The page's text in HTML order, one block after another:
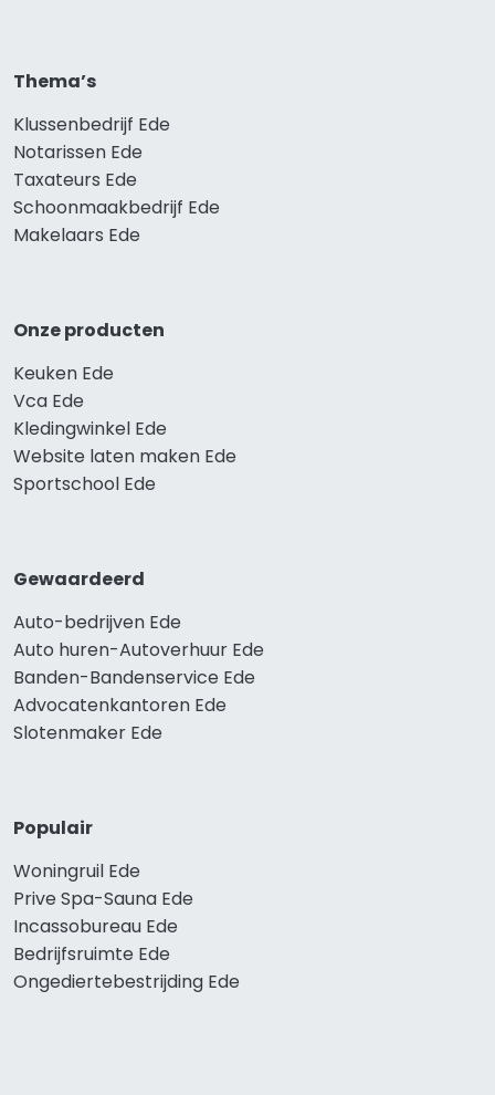
Thema’s
Klussenbedrijf Ede
Notarissen Ede
Taxateurs Ede
Schoonmaakbedrijf Ede
Makelaars Ede
Onze producten
Keuken Ede
Vca Ede
Kledingwinkel Ede
Website laten maken Ede
Sportschool Ede
Gewaardeerd
Auto-bedrijven Ede
Auto huren-Autoverhuur Ede
Banden-Bandenservice Ede
Advocatenkantoren Ede
Slotenmaker Ede
Populair
Woningruil Ede
Prive Spa-Sauna Ede
Incassobureau Ede
Bedrijfsruimte Ede
Ongediertebestrijding Ede